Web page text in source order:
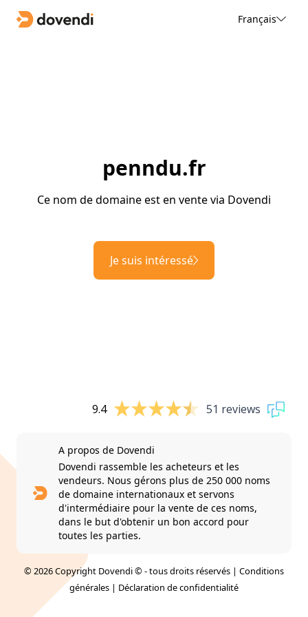
Français
penndu.fr
Ce nom de domaine est en vente via Dovendi
Je suis intéressé
9.4 51 reviews
A propos de Dovendi
Dovendi rassemble les acheteurs et les
vendeurs. Nous gérons plus de 250 000 noms
de domaine internationaux et servons
d'intermédiaire pour la vente de ces noms,
dans le but d'obtenir un bon accord pour
toutes les parties.
© 2026 Copyright Dovendi © - tous droits réservés | Conditions
générales | Déclaration de confidentialité